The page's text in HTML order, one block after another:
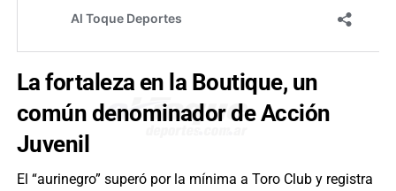
La fortaleza en la Boutique, un
común denominador de Acción
Juvenil
El “aurinegro” superó por la mínima a Toro Club y registra